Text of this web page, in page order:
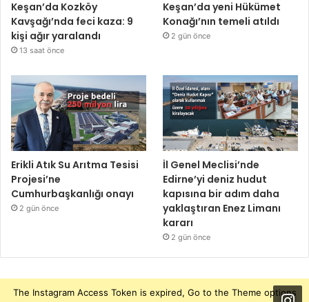
Keşan’da Kozköy
Kavşağı’nda feci kaza: 9
kişi ağır yaralandı
13 saat önce
Keşan’da yeni Hükümet
Konağı’nın temeli atıldı
2 gün önce
Erikli Atık Su Arıtma Tesisi
Projesi’ne
Cumhurbaşkanlığı onayı
2 gün önce
İl Genel Meclisi’nde
Edirne’yi deniz hudut
kapısına bir adım daha
yaklaştıran Enez Limanı
kararı
2 gün önce
The Instagram Access Token is expired, Go to the Theme options